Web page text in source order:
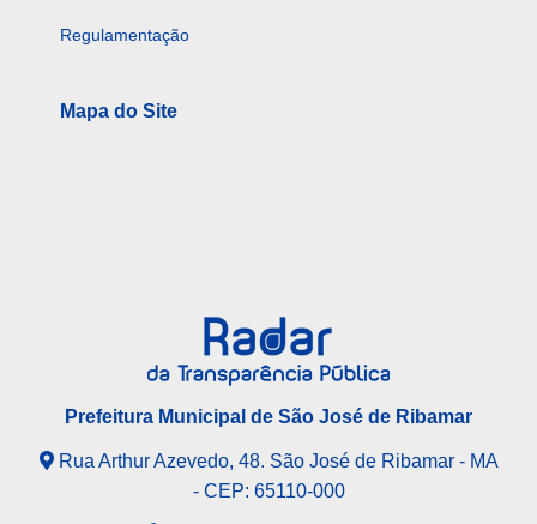
Regulamentação
Mapa do Site
Prefeitura Municipal de São José de Ribamar
Rua Arthur Azevedo, 48. São José de Ribamar - MA
- CEP: 65110-000